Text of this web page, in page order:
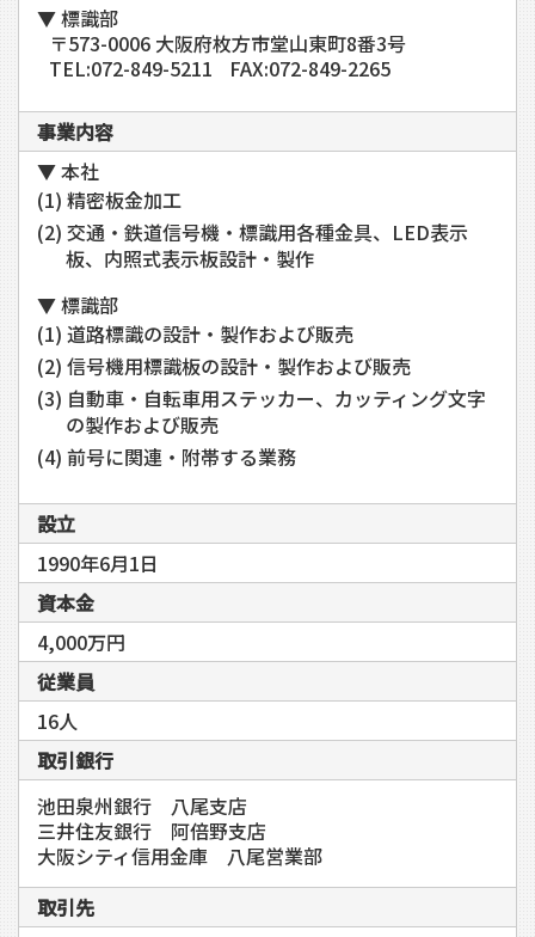
▼ 標識部
〒573-0006 大阪府枚方市堂山東町8番3号
TEL:072-849-5211
FAX:072-849-2265
事業内容
▼ 本社
精密板金加工
交通・鉄道信号機・標識用各種金具、LED表示
板、内照式表示板設計・製作
▼ 標識部
道路標識の設計・製作および販売
信号機用標識板の設計・製作および販売
自動車・自転車用ステッカー、カッティング文字
の製作および販売
前号に関連・附帯する業務
設立
1990年6月1日
資本金
4,000万円
従業員
16人
取引銀行
池田泉州銀行 八尾支店
三井住友銀行 阿倍野支店
大阪シティ信用金庫 八尾営業部
取引先